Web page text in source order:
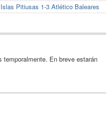
Pitiusas 1-3 Atlético Baleares
En breve estarán